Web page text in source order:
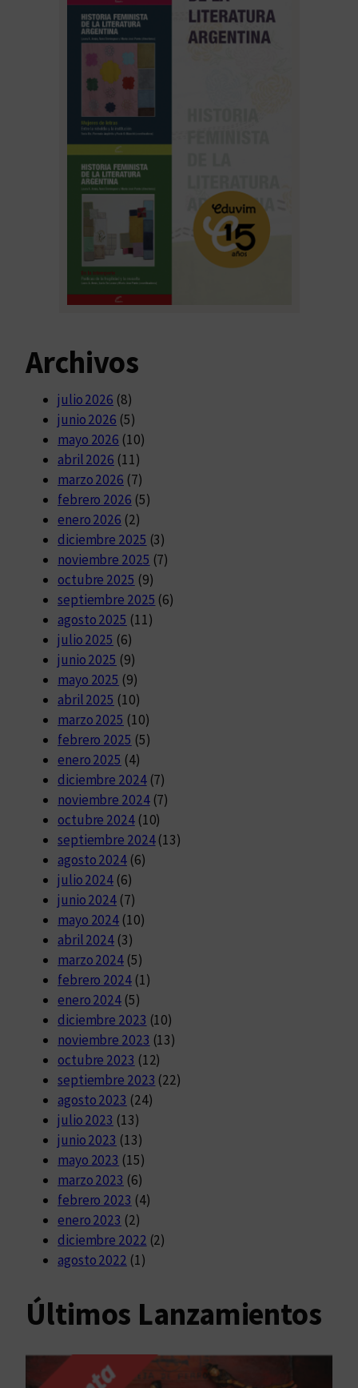
Archivos
julio 2026 (8)
junio 2026 (5)
mayo 2026 (10)
abril 2026 (11)
marzo 2026 (7)
febrero 2026 (5)
enero 2026 (2)
diciembre 2025 (3)
noviembre 2025 (7)
octubre 2025 (9)
septiembre 2025 (6)
agosto 2025 (11)
julio 2025 (6)
junio 2025 (9)
mayo 2025 (9)
abril 2025 (10)
marzo 2025 (10)
febrero 2025 (5)
enero 2025 (4)
diciembre 2024(7)
noviembre 2024(7)
octubre 2024(10)
septiembre 2024(13)
agosto 2024(6)
julio 2024 (6)
junio 2024 (7)
mayo 2024 (10)
abril 2024 (3)
marzo 2024 (5)
febrero 2024(1)
enero 2024 (5)
diciembre 2023 (10)
noviembre 2023 (13)
octubre 2023 (12)
septiembre 2023 (22)
agosto 2023 (24)
julio 2023 (13)
junio 2023 (13)
mayo 2023 (15)
marzo 2023 (6)
febrero 2023 (4)
enero 2023 (2)
diciembre 2022 (2)
agosto 2022 (1)
Últimos Lanzamientos